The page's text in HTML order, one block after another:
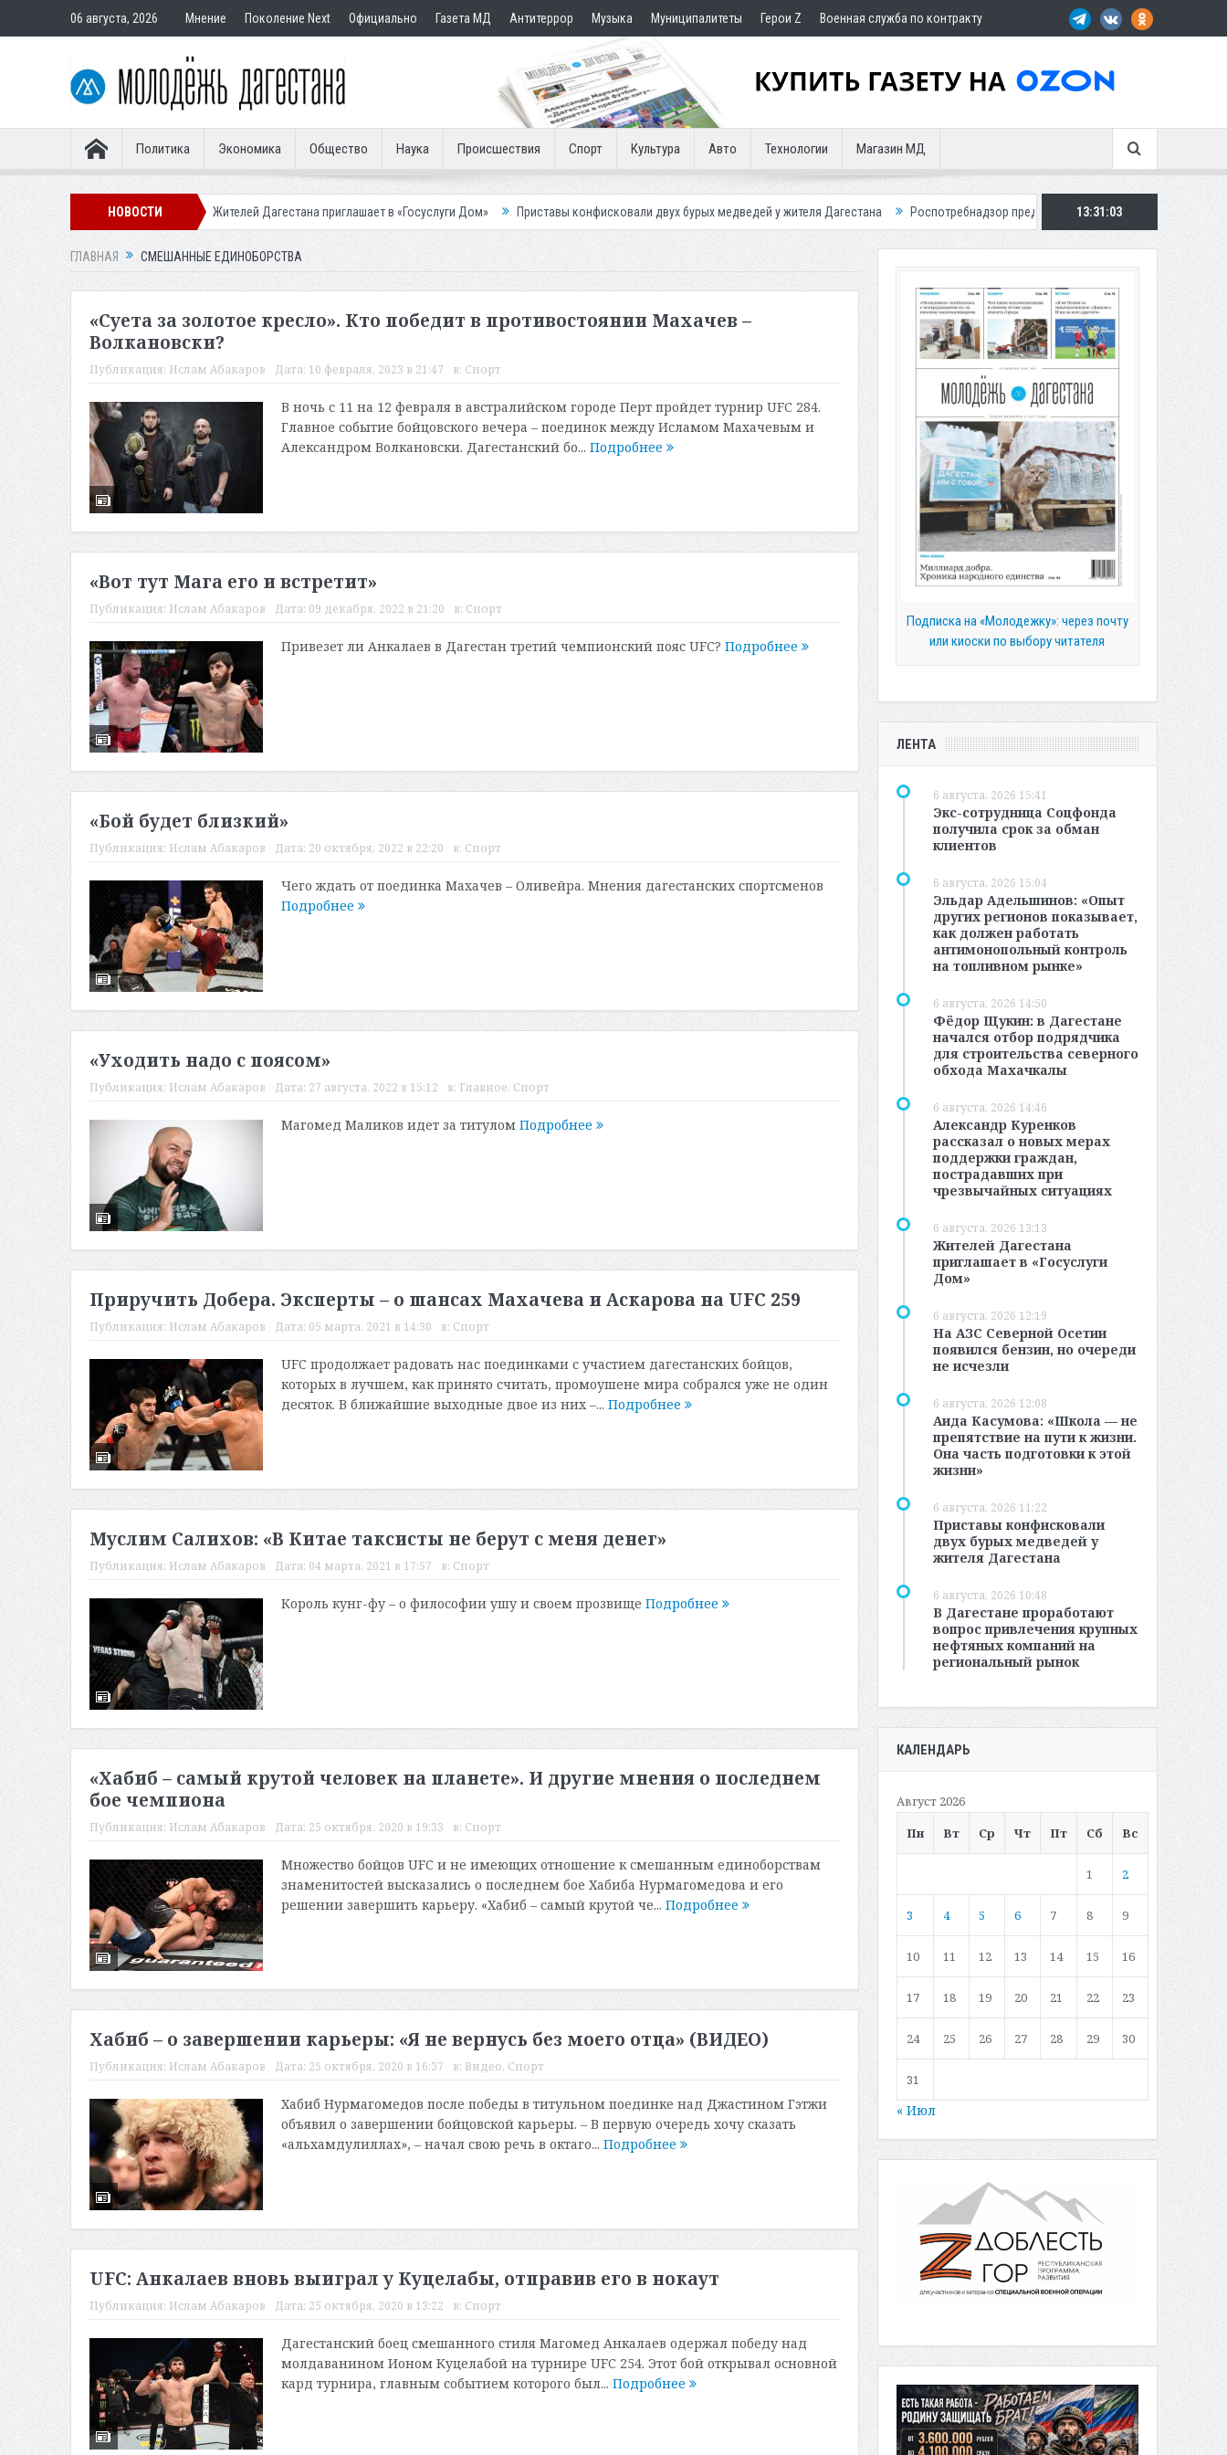
06 августа, 2026 Мнение Поколение Next Официально Газета МД Антитеррор Музыка Муниципалитеты Герои Z Военная служба по контракту
Политика Экономика Общество Наука Происшествия Спорт Культура Авто Технологии Магазин МД
НОВОСТИ
клиентов Жителей Дагестана приглашает в «Госуслуги Дом» Приставы конфисковали двух бурых медведей у жителя Дагестана Роспотребнадзор предупредил о новом пике активности клещей
13:31:04
ГЛАВНАЯ СМЕШАННЫЕ ЕДИНОБОРСТВА
«Суета за золотое кресло». Кто победит в противостоянии Махачев –
Волкановски?
Публикация: Ислам Абакаров Дата: 10 февраля, 2023 в 21:47 в: Спорт
В ночь с 11 на 12 февраля в австралийском городе Перт пройдет турнир UFC 284.
Главное событие бойцовского вечера – поединок между Исламом Махачевым и
Александром Волкановски. Дагестанский бо... Подробнее
«Вот тут Мага его и встретит»
Публикация: Ислам Абакаров Дата: 09 декабря, 2022 в 21:20 в: Спорт
Привезет ли Анкалаев в Дагестан третий чемпионский пояс UFC? Подробнее
«Бой будет близкий»
Публикация: Ислам Абакаров Дата: 20 октября, 2022 в 22:20 в: Спорт
Чего ждать от поединка Махачев – Оливейра. Мнения дагестанских спортсменов
Подробнее
«Уходить надо с поясом»
Публикация: Ислам Абакаров Дата: 27 августа, 2022 в 15:12 в: Главное, Спорт
Магомед Маликов идет за титулом Подробнее
Приручить Добера. Эксперты – о шансах Махачева и Аскарова на UFC 259
Публикация: Ислам Абакаров Дата: 05 марта, 2021 в 14:30 в: Спорт
UFC продолжает радовать нас поединками с участием дагестанских бойцов,
которых в лучшем, как принято считать, промоушене мира собрался уже не один
десяток. В ближайшие выходные двое из них –... Подробнее
Муслим Салихов: «В Китае таксисты не берут с меня денег»
Публикация: Ислам Абакаров Дата: 04 марта, 2021 в 17:57 в: Спорт
Король кунг-фу – о философии ушу и своем прозвище Подробнее
«Хабиб – самый крутой человек на планете». И другие мнения о последнем
бое чемпиона
Публикация: Ислам Абакаров Дата: 25 октября, 2020 в 19:33 в: Спорт
Множество бойцов UFC и не имеющих отношение к смешанным единоборствам
знаменитостей высказались о последнем бое Хабиба Нурмагомедова и его
решении завершить карьеру. «Хабиб – самый крутой че... Подробнее
Хабиб – о завершении карьеры: «Я не вернусь без моего отца» (ВИДЕО)
Публикация: Ислам Абакаров Дата: 25 октября, 2020 в 16:37 в: Видео, Спорт
Хабиб Нурмагомедов после победы в титульном поединке над Джастином Гэтжи
объявил о завершении бойцовской карьеры. – В первую очередь хочу сказать
«альхамдулиллах», – начал свою речь в октаго... Подробнее
UFC: Анкалаев вновь выиграл у Куцелабы, отправив его в нокаут
Публикация: Ислам Абакаров Дата: 25 октября, 2020 в 13:22 в: Спорт
Дагестанский боец смешанного стиля Магомед Анкалаев одержал победу над
молдаванином Ионом Куцелабой на турнире UFC 254. Этот бой открывал основной
кард турнира, главным событием которого был... Подробнее
Подписка на «Молодежку»: через почту
или киоски по выбору читателя
ЛЕНТА
6 августа, 2026 15:41
Экс-сотрудница Соцфонда
получила срок за обман
клиентов
6 августа, 2026 15:04
Эльдар Адельшинов: «Опыт
других регионов показывает,
как должен работать
антимонопольный контроль
на топливном рынке»
6 августа, 2026 14:50
Фёдор Щукин: в Дагестане
начался отбор подрядчика
для строительства северного
обхода Махачкалы
6 августа, 2026 14:46
Александр Куренков
рассказал о новых мерах
поддержки граждан,
пострадавших при
чрезвычайных ситуациях
6 августа, 2026 13:13
Жителей Дагестана
приглашает в «Госуслуги
Дом»
6 августа, 2026 12:19
На АЗС Северной Осетии
появился бензин, но очереди
не исчезли
6 августа, 2026 12:08
Аида Касумова: «Школа — не
препятствие на пути к жизни.
Она часть подготовки к этой
жизни»
6 августа, 2026 11:22
Приставы конфисковали
двух бурых медведей у
жителя Дагестана
6 августа, 2026 10:48
В Дагестане проработают
вопрос привлечения крупных
нефтяных компаний на
региональный рынок
КАЛЕНДАРЬ
Август 2026
Пн
Вт Ср Чт Пт Сб Вс
1 2
3 4 5 6 7 8 9
10 11 12 13 14 15 16
17 18 19 20 21 22 23
24 25 26 27 28 29 30
31
« Июл